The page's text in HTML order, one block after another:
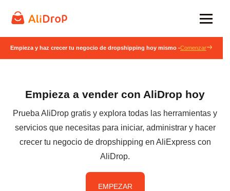
Empieza y haz crecer tu negocio de dropshipping hoy mismo -Comenzar
Empieza a vender con AliDrop hoy
Prueba AliDrop gratis y explora todas las herramientas y
servicios que necesitas para iniciar, administrar y hacer
crecer tu negocio de dropshipping en AliExpress con
AliDrop.
EMPEZAR